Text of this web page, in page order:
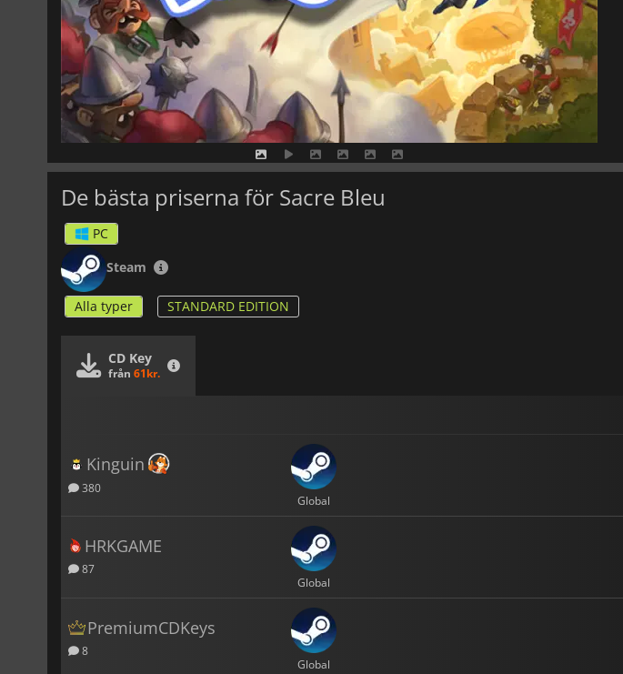
De bästa priserna för Sacre Bleu
PC
Steam
Alla typer STANDARD EDITION
CD Key
från 61kr.
Kinguin
380
Global
HRKGAME
87
Global
PremiumCDKeys
8
Global